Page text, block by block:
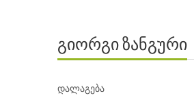
ავტორებიგიორგი ზანგური
დალაგება